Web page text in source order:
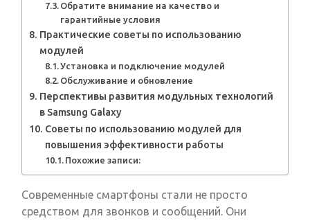
Обратите внимание на качество и
гарантийные условия
Практические советы по использованию
модулей
Установка и подключение модулей
Обслуживание и обновление
Перспективы развития модульных технологий
в Samsung Galaxy
Советы по использованию модулей для
повышения эффективности работы
Похожие записи:
Современные смартфоны стали не просто
средством для звонков и сообщений. Они